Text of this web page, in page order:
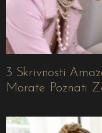
3 Skrivnosti
Morate Poznati